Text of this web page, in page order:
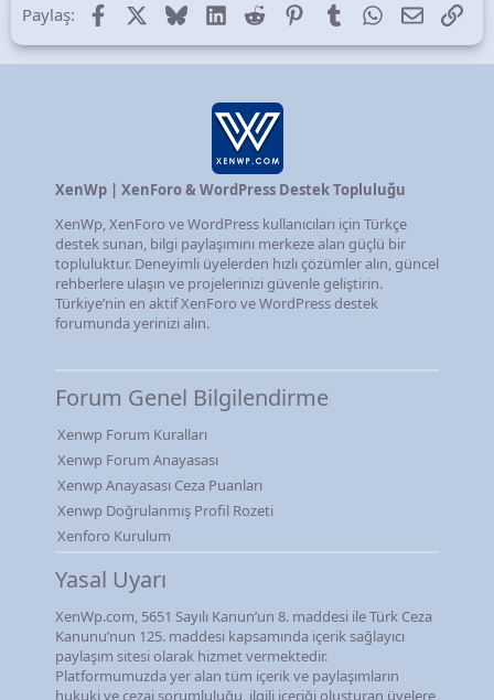
Paylaş: FacebookX (Twitter)
BlueskyLinkedInReddit PinterestTumblr WhatsApp
E-postaLink
XenWp | XenForo & WordPress Destek Topluluğu
XenWp, XenForo ve WordPress kullanıcıları için Türkçe
destek sunan, bilgi paylaşımını merkeze alan güçlü bir
topluluktur. Deneyimli üyelerden hızlı çözümler alın, güncel
rehberlere ulaşın ve projelerinizi güvenle geliştirin.
Türkiye’nin en aktif XenForo ve WordPress destek
forumunda yerinizi alın.
Forum Genel Bilgilendirme
Xenwp Forum Kuralları
Xenwp Forum Anayasası
Xenwp Anayasası Ceza Puanları
Xenwp Doğrulanmış Profil Rozeti
Xenforo Kurulum
Yasal Uyarı
XenWp.com, 5651 Sayılı Kanun’un 8. maddesi ile Türk Ceza
Kanunu’nun 125. maddesi kapsamında içerik sağlayıcı
paylaşım sitesi olarak hizmet vermektedir.
Platformumuzda yer alan tüm içerik ve paylaşımların
hukuki ve cezai sorumluluğu, ilgili içeriği oluşturan üyelere